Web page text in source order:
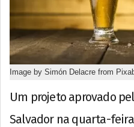
Image by Simón Delacre from
Um projeto aprovado
Salvador na quarta-feira